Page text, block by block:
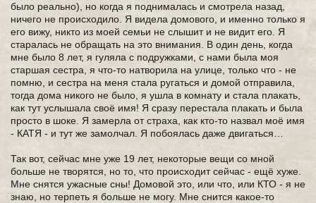
было реально), но когда я поднималась и смотрела назад,
ничего не происходило. Я видела домового, и именно только я
его вижу, никто из моей семьи не слышит и не видит его. Я
старалась не обращать на это внимания. В один день, когда
мне было 8 лет, я гуляла с подружками, с нами была моя
старшая сестра, я что-то натворила на улице, только что - не
помню, и сестра на меня стала ругаться и домой отправила,
тогда дома никого не было, я ушла в комнату и стала плакать,
как тут услышала своё имя! Я сразу перестала плакать и была
просто в шоке. Я замерла от страха, как кто-то назвал моё имя
- КАТЯ - и тут же замолчал. Я побоялась даже двигаться…
Так вот, сейчас мне уже 19 лет, некоторые вещи со мной
больше не творятся, но то, что происходит сейчас - ещё хуже.
Мне снятся ужасные сны! Домовой это, или что, или КТО - я не
знаю, но терпеть я больше не могу. Мне снится какое-то